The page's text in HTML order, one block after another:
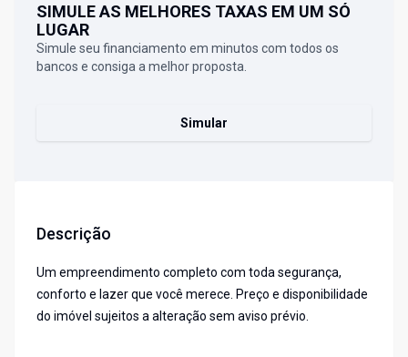
SIMULE AS MELHORES TAXAS EM UM SÓ
LUGAR
Simule seu financiamento em minutos com todos os
bancos e consiga a melhor proposta.
Simular
Descrição
Um empreendimento completo com toda segurança,
conforto e lazer que você merece. Preço e disponibilidade
do imóvel sujeitos a alteração sem aviso prévio.